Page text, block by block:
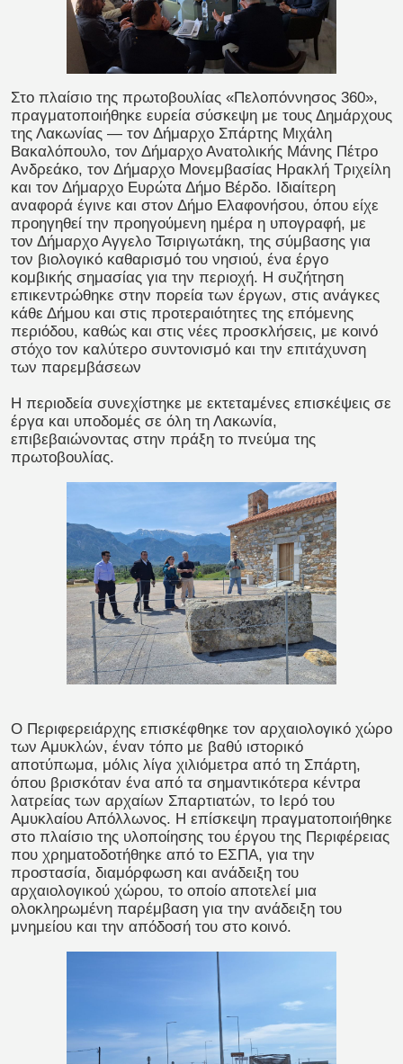
Στο πλαίσιο της πρωτοβουλίας «Πελοπόννησος 360»,
πραγματοποιήθηκε ευρεία σύσκεψη με τους Δημάρχους
της Λακωνίας — τον Δήμαρχο Σπάρτης Μιχάλη
Βακαλόπουλο, τον Δήμαρχο Ανατολικής Μάνης Πέτρο
Ανδρεάκο, τον Δήμαρχο Μονεμβασίας Ηρακλή Τριχείλη
και τον Δήμαρχο Ευρώτα Δήμο Βέρδο. Ιδιαίτερη
αναφορά έγινε και στον Δήμο Ελαφονήσου, όπου είχε
προηγηθεί την προηγούμενη ημέρα η υπογραφή, με
τον Δήμαρχο Αγγελο Τσιριγωτάκη, της σύμβασης για
τον βιολογικό καθαρισμό του νησιού, ένα έργο
κομβικής σημασίας για την περιοχή. Η συζήτηση
επικεντρώθηκε στην πορεία των έργων, στις ανάγκες
κάθε Δήμου και στις προτεραιότητες της επόμενης
περιόδου, καθώς και στις νέες προσκλήσεις, με κοινό
στόχο τον καλύτερο συντονισμό και την επιτάχυνση
των παρεμβάσεων
Η περιοδεία συνεχίστηκε με εκτεταμένες επισκέψεις σε
έργα και υποδομές σε όλη τη Λακωνία,
επιβεβαιώνοντας στην πράξη το πνεύμα της
πρωτοβουλίας.
Ο Περιφερειάρχης επισκέφθηκε τον αρχαιολογικό χώρο
των Αμυκλών, έναν τόπο με βαθύ ιστορικό
αποτύπωμα, μόλις λίγα χιλιόμετρα από τη Σπάρτη,
όπου βρισκόταν ένα από τα σημαντικότερα κέντρα
λατρείας των αρχαίων Σπαρτιατών, το Ιερό του
Αμυκλαίου Απόλλωνος. Η επίσκεψη πραγματοποιήθηκε
στο πλαίσιο της υλοποίησης του έργου της Περιφέρειας
που χρηματοδοτήθηκε από το ΕΣΠΑ, για την
προστασία, διαμόρφωση και ανάδειξη του
αρχαιολογικού χώρου, το οποίο αποτελεί μια
ολοκληρωμένη παρέμβαση για την ανάδειξη του
μνημείου και την απόδοσή του στο κοινό.